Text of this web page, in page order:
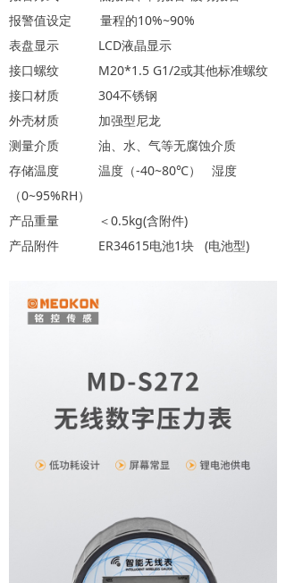
报警值设定 量程的10%~90%
表盘显示 LCD液晶显示
接口螺纹 M20*1.5 G1/2或其他标准螺纹
接口材质 304不锈钢
外壳材质 加强型尼龙
测量介质 油、水、气等无腐蚀介质
存储温度 温度（-40~80℃） 湿度
（0~95%RH）
产品重量 ＜0.5kg(含附件)
产品附件 ER34615电池1块 (电池型)